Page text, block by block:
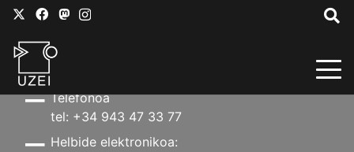
Helbidea
Telefonoa
tel: +34 943 47 33 77
Helbide elektronikoa: